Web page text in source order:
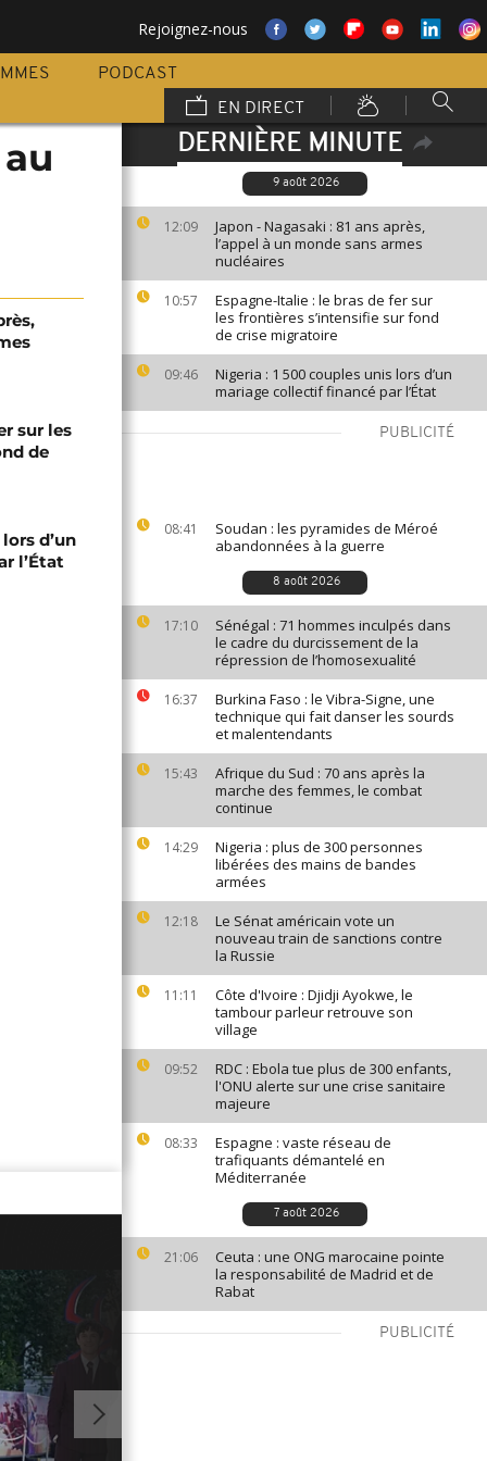
Rejoignez-nous
PODCAST
EN DIRECT
DERNIÈRE MINUTE
9 août 2026
12:09
Japon - Nagasaki : 81 ans après,
l’appel à un monde sans armes
nucléaires
10:57
Espagne-Italie : le bras de fer sur
les frontières s’intensifie sur fond
de crise migratoire
09:46
Nigeria : 1 500 couples unis lors d’un
mariage collectif financé par l’État
PUBLICITÉ
08:41
Soudan : les pyramides de Méroé
abandonnées à la guerre
8 août 2026
17:10
Sénégal : 71 hommes inculpés dans
le cadre du durcissement de la
répression de l’homosexualité
16:37
Burkina Faso : le Vibra-Signe, une
technique qui fait danser les sourds
et malentendants
15:43
Afrique du Sud : 70 ans après la
marche des femmes, le combat
continue
14:29
Nigeria : plus de 300 personnes
libérées des mains de bandes
armées
12:18
Le Sénat américain vote un
nouveau train de sanctions contre
la Russie
11:11
Côte d'Ivoire : Djidji Ayokwe, le
tambour parleur retrouve son
village
09:52
RDC : Ebola tue plus de 300 enfants,
l'ONU alerte sur une crise sanitaire
majeure
08:33
Espagne : vaste réseau de
trafiquants démantelé en
Méditerranée
7 août 2026
21:06
Ceuta : une ONG marocaine pointe
la responsabilité de Madrid et de
Rabat
PUBLICITÉ
sur les
de
d’un
l’État